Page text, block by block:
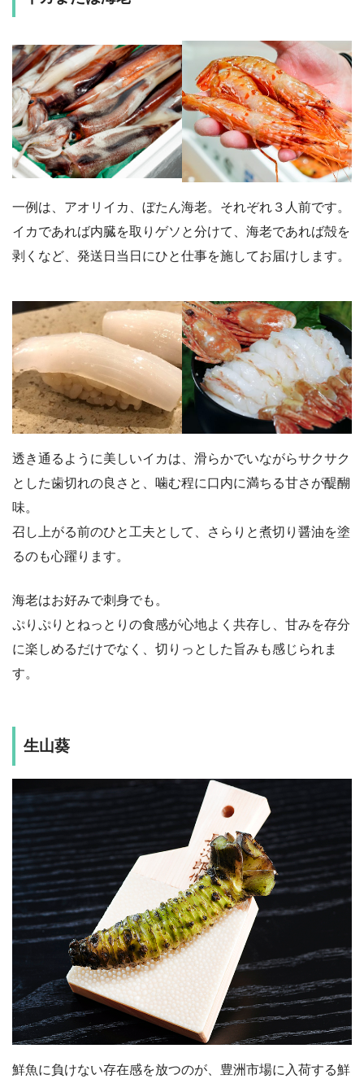
一例は、アオリイカ、ぼたん海老。それぞれ３人前です。
イカであれば内臓を取りゲソと分けて、海老であれば殻を
剥くなど、発送日当日にひと仕事を施してお届けします。
透き通るように美しいイカは、滑らかでいながらサクサク
とした歯切れの良さと、噛む程に口内に満ちる甘さが醍醐
味。
召し上がる前のひと工夫として、さらりと煮切り醤油を塗
るのも心躍ります。
海老はお好みで刺身でも。
ぷりぷりとねっとりの食感が心地よく共存し、甘みを存分
に楽しめるだけでなく、切りっとした旨みも感じられま
す。
生山葵
鮮魚に負けない存在感を放つのが、豊洲市場に入荷する鮮